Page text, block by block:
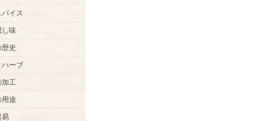
イス
し味
史
ハーブ
加工
用途
易